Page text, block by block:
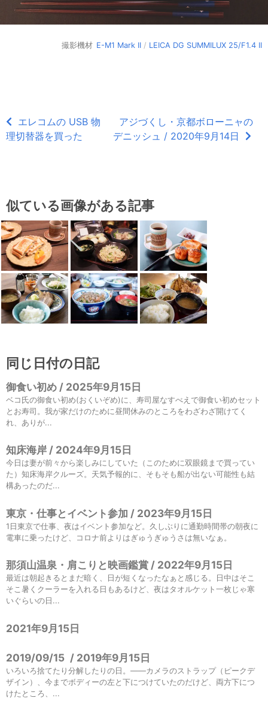
撮影機材 E-M1 Mark II / LEICA DG SUMMILUX 25/F1.4 II
エレコムの USB 物
理切替器を買った
アジづくし・京都ボローニャの
デニッシュ / 2020年9月14日
似ている画像がある記事
同じ日付の日記
御食い初め / 2025年9月15日
ベコ氏の御食い初め(おくいぞめ)に、寿司屋なすべえで御食い初めセット
とお寿司。我が家だけのために昼間休みのところをわざわざ開けてく
れ、ありが...
知床海岸 / 2024年9月15日
今日は妻が前々から楽しみにしていた（このために双眼鏡まで買ってい
た）知床海岸クルーズ。天気予報的に、そもそも船が出ない可能性も結
構あったのだ...
東京・仕事とイベント参加 / 2023年9月15日
1日東京で仕事、夜はイベント参加など。久しぶりに通勤時間帯の朝夜に
電車に乗ったけど、コロナ前よりはぎゅうぎゅうさは無いなぁ。
那須山温泉・肩こりと映画鑑賞 / 2022年9月15日
最近は朝起きるとまだ暗く、日が短くなったなぁと感じる。日中はそこ
そこ暑くクーラーを入れる日もあるけど、夜はタオルケット一枚じゃ寒
いぐらいの日...
2021年9月15日
2019/09/15 / 2019年9月15日
いろいろ捨てたり分解したりの日。——カメラのストラップ（ピークデ
ザイン）、今までボディーの左と下につけていたのだけど、両方下につ
けたところ、...